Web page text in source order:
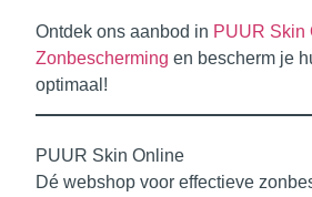
Ontdek ons aanbod in PUUR Skin
Zonbescherming en bescherm je
optimaal!
PUUR Skin Online
Dé webshop voor effectieve